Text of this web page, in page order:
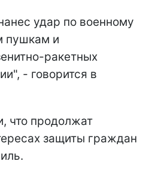
удар по военному
пушкам и
ракетных
- говорится в
что продолжат
защиты граждан